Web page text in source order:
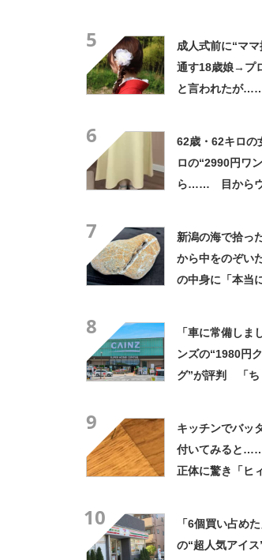
5
成人式前に“マ
通す18歳娘→プ
と言われたが
6
62歳・62キロの
ロの“2990円ワ
ら…… 目からウ
7
新潟の海で拾っ
から中をのぞ
の中身に「本当
8
「車に常備し
ンズの“1980円
グ”が評判 「ち
9
キッチンでバッ
付いてみると
正体に驚き「ヒ
10
「6個買い占め
の“超人気アイ